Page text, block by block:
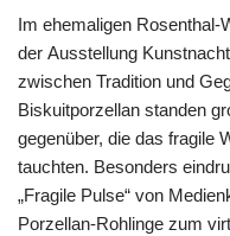
Im ehemaligen Rosenthal-
der Ausstellung
zwischen Tradition und
Biskuit­porzellan standen
gegenüber, die das fragile
tauchten. Besonders
„Fragile Pulse“ von
Porzellan-Rohlinge zum